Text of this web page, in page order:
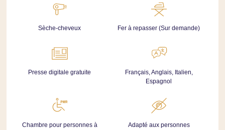
Sèche-cheveux Fer à repasser (Sur demande)
Presse digitale gratuite
Français, Anglais, Italien,
Espagnol
Chambre pour personnes à
Adapté aux personnes